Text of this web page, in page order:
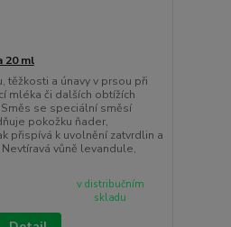
20 ml
těžkosti a únavy v prsou při
mléka či dalších obtížích
se speciální směsí
pokožku ňader,
přispívá k uvolnění zatvrdlin a
vůně levandule,
v distribučním
skladu